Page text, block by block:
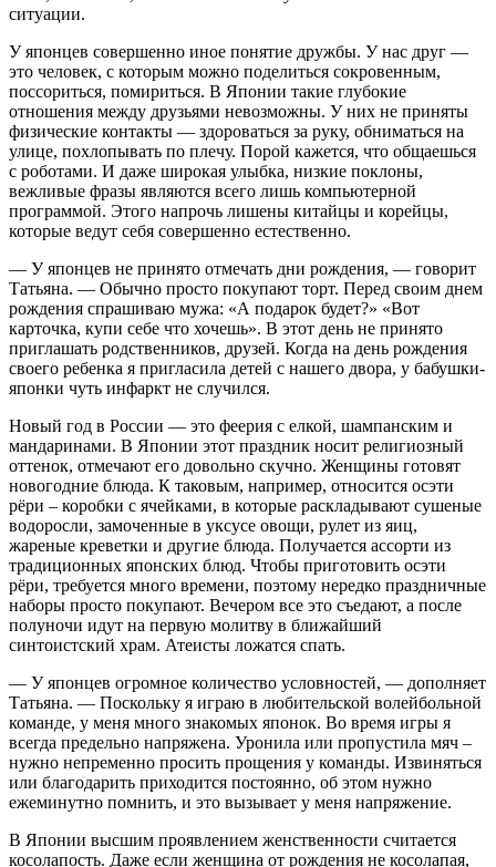
ситуации.
У японцев совершенно иное понятие дружбы. У нас друг —
это человек, с которым можно поделиться сокровенным,
поссориться, помириться. В Японии такие глубокие
отношения между друзьями невозможны. У них не приняты
физические контакты — здороваться за руку, обниматься на
улице, похлопывать по плечу. Порой кажется, что общаешься
с роботами. И даже широкая улыбка, низкие поклоны,
вежливые фразы являются всего лишь компьютерной
программой. Этого напрочь лишены китайцы и корейцы,
которые ведут себя совершенно естественно.
— У японцев не принято отмечать дни рождения, — говорит
Татьяна. — Обычно просто покупают торт. Перед своим днем
рождения спрашиваю мужа: «А подарок будет?» «Вот
карточка, купи себе что хочешь». В этот день не принято
приглашать родственников, друзей. Когда на день рождения
своего ребенка я пригласила детей с нашего двора, у бабушки-
японки чуть инфаркт не случился.
Новый год в России — это феерия с елкой, шампанским и
мандаринами. В Японии этот праздник носит религиозный
оттенок, отмечают его довольно скучно. Женщины готовят
новогодние блюда. К таковым, например, относится осэти
рёри – коробки с ячейками, в которые раскладывают сушеные
водоросли, замоченные в уксусе овощи, рулет из яиц,
жареные креветки и другие блюда. Получается ассорти из
традиционных японских блюд. Чтобы приготовить осэти
рёри, требуется много времени, поэтому нередко праздничные
наборы просто покупают. Вечером все это съедают, а после
полуночи идут на первую молитву в ближайший
синтоистский храм. Атеисты ложатся спать.
— У японцев огромное количество условностей, — дополняет
Татьяна. — Поскольку я играю в любительской волейбольной
команде, у меня много знакомых японок. Во время игры я
всегда предельно напряжена. Уронила или пропустила мяч –
нужно непременно просить прощения у команды. Извиняться
или благодарить приходится постоянно, об этом нужно
ежеминутно помнить, и это вызывает у меня напряжение.
В Японии высшим проявлением женственности считается
косолапость. Даже если женщина от рождения не косолапая,